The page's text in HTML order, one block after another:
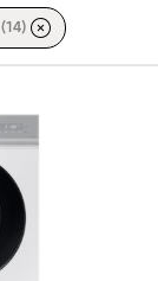
(14)